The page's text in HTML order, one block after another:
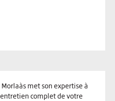
met son expertise à
complet de votre